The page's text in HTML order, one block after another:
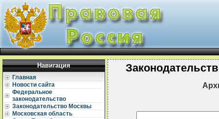
Навигация
Главная
Новости сайта
Федеральное
законодательство
Законодательство Москвы
Московская область